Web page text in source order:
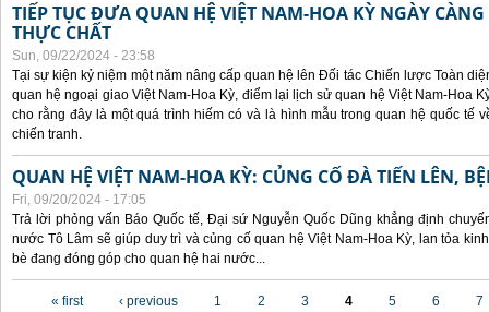
TIẾP TỤC ĐƯA QUAN HỆ VIỆT NAM-HOA KỲ NGÀY
THỰC CHẤT
Sun, 09/22/2024 - 23:58
Tại sự kiện kỷ niệm một năm nâng cấp quan hệ lên Đối tác Chiến lược Toàn
quan hệ ngoại giao Việt Nam-Hoa Kỳ, điểm lại lịch sử quan hệ Việt Nam-Hoa
cho rằng đây là một quá trình hiếm có và là hình mẫu trong quan hệ quốc tế
chiến tranh.
QUAN HỆ VIỆT NAM-HOA KỲ: CỦNG CỐ ĐÀ TIẾN LÊN,
Fri, 09/20/2024 - 17:05
Trả lời phỏng vấn Báo Quốc tế, Đại sứ Nguyễn Quốc Dũng khẳng định
nước Tô Lâm sẽ giúp duy trì và củng cố quan hệ Việt Nam-Hoa Kỳ, lan tỏa
bè đang đóng góp cho quan hệ hai nước...
« first ‹ previous 1 2 3 4 5 6
7